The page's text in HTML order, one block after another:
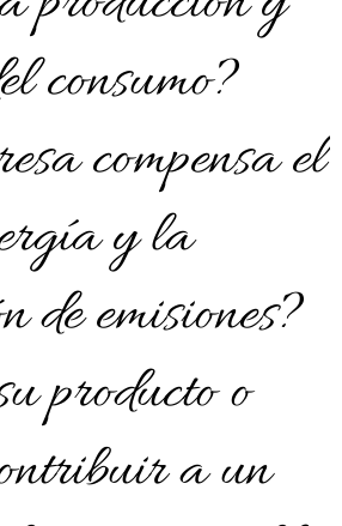
consumo?
compensa el
y la
de emisiones?
producto o
a un